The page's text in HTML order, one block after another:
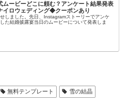
ムービーどこに頼む？アンケート結果発表
イロウェディング◆クーポンあり
しました。先日、Instagramストーリーでアンケ
た結婚披露宴当日のムービーについて発表しま
無料テンプレート 雪の結晶